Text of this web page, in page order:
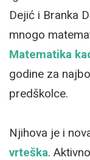
Dejić i Branka
mnogo
Matematika
godine za
predškolce.
Njihova je i
vrteška.